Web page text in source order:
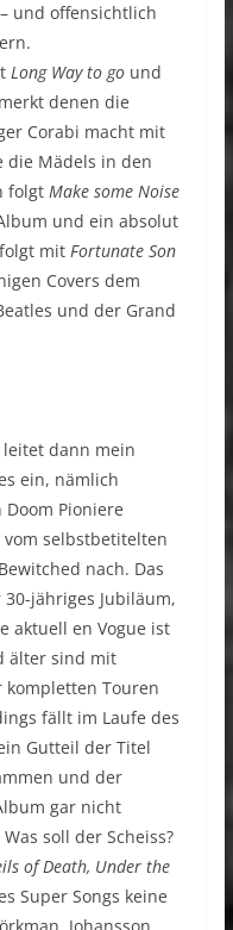
und offensichtlich
Long Way to gound
denen die
Corabi macht mit
die Mädels in den
folgt Make some Noise
und ein absolut
mit Fortunate Son
Covers dem
und der Grand
leitet dann mein
ein, nämlich
Pioniere
vom selbstbetitelten
nach. Das
jähriges Jubiläum,
aktuell en Vogue ist
älter sind mit
Touren
fällt im Laufe des
Gutteil der Titel
und der
gar nicht
Was soll der Scheiss?
of Death, Under the
Super Songs keine